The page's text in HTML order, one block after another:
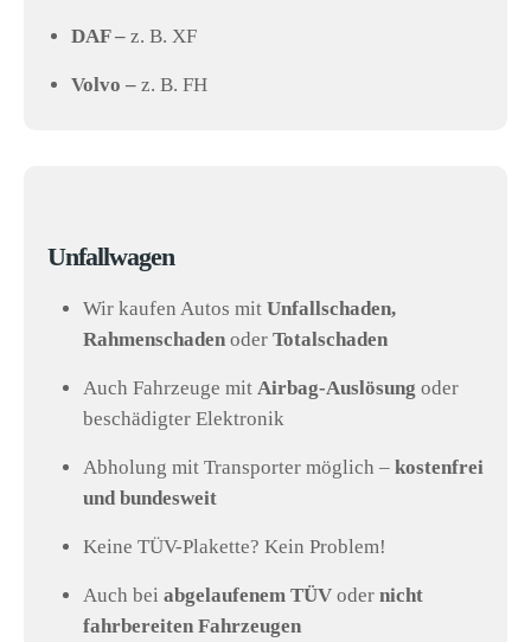
DAF – z. B. XF
Volvo – z. B. FH
Unfallwagen
Wir kaufen Autos mit Unfallschaden,
Rahmenschaden oder Totalschaden
Auch Fahrzeuge mit Airbag-Auslösung oder
beschädigter Elektronik
Abholung mit Transporter möglich – kostenfrei
und bundesweit
Keine TÜV-Plakette? Kein Problem!
Auch bei abgelaufenem TÜV oder nicht
fahrbereiten Fahrzeugen